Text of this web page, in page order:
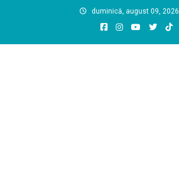
duminică, august 09, 2026